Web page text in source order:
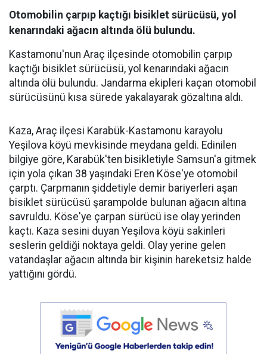
Otomobilin çarpıp kaçtığı bisiklet sürücüsü, yol
kenarındaki ağacın altında ölü bulundu.
Kastamonu'nun Araç ilçesinde otomobilin çarpıp
kaçtığı bisiklet sürücüsü, yol kenarındaki ağacın
altında ölü bulundu. Jandarma ekipleri kaçan otomobil
sürücüsünü kısa sürede yakalayarak gözaltına aldı.
Kaza, Araç ilçesi Karabük-Kastamonu karayolu
Yeşilova köyü mevkisinde meydana geldi. Edinilen
bilgiye göre, Karabük'ten bisikletiyle Samsun'a gitmek
için yola çıkan 38 yaşındaki Eren Köse'ye otomobil
çarptı. Çarpmanın şiddetiyle demir bariyerleri aşan
bisiklet sürücüsü şarampolde bulunan ağacın altına
savruldu. Köse'ye çarpan sürücü ise olay yerinden
kaçtı. Kaza sesini duyan Yeşilova köyü sakinleri
seslerin geldiği noktaya geldi. Olay yerine gelen
vatandaşlar ağacın altında bir kişinin hareketsiz halde
yattığını gördü.